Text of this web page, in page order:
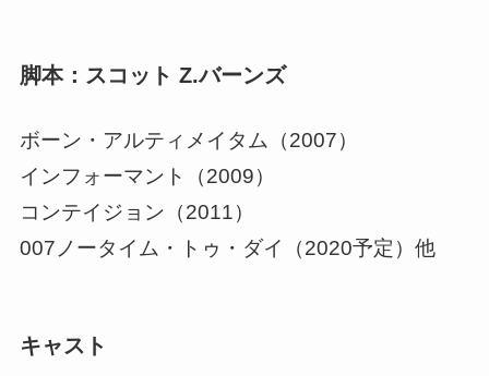
脚本：スコット Z.バーンズ
ボーン・アルティメイタム（2007）
インフォーマント（2009）
コンテイジョン（2011）
007ノータイム・トゥ・ダイ（2020予定）他
キャスト